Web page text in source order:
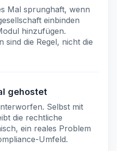
Mal sprunghaft, wenn
einbinden
hinzufügen.
sind die Regel, nicht die
gehostet
Selbst mit
die rechtliche
ein reales Problem
Umfeld.